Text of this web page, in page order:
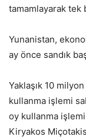
tamamlayarak tek
Yunanistan,
ay önce sandık
Yaklaşık 10
kullanma işlemi
oy kullanma işlemi
Kiryakos